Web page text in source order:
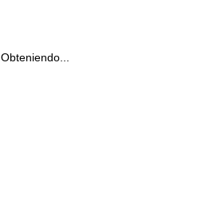
Obteniendo...